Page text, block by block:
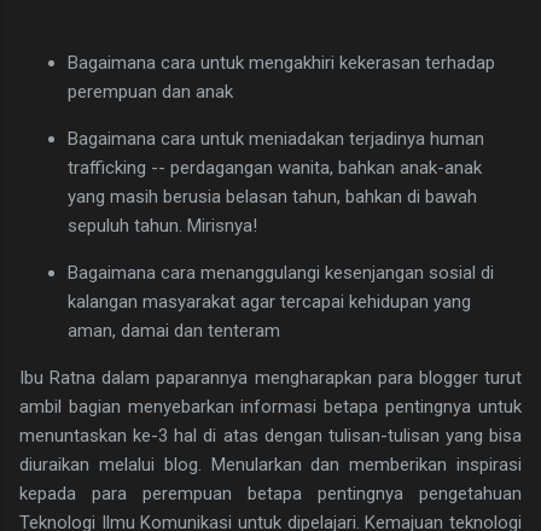
Bagaimana cara untuk mengakhiri kekerasan terhadap
perempuan dan anak
Bagaimana cara untuk meniadakan terjadinya human
trafficking -- perdagangan wanita, bahkan anak-anak
yang masih berusia belasan tahun, bahkan di bawah
sepuluh tahun. Mirisnya!
Bagaimana cara menanggulangi kesenjangan sosial di
kalangan masyarakat agar tercapai kehidupan yang
aman, damai dan tenteram
Ibu Ratna dalam paparannya mengharapkan para blogger turut
ambil bagian menyebarkan informasi betapa pentingnya untuk
menuntaskan ke-3 hal di atas dengan tulisan-tulisan yang bisa
diuraikan melalui blog. Menularkan dan memberikan inspirasi
kepada para perempuan betapa pentingnya pengetahuan
Teknologi Ilmu Komunikasi untuk dipelajari. Kemajuan teknologi